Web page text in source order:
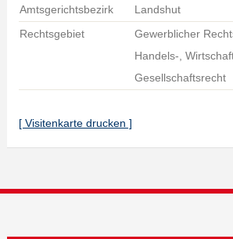
Amtsgerichtsbezirk
Landshut
Rechtsgebiet
Gewerblicher
Handels-,
Gesellschaftsrecht
[ Visitenkarte drucken ]